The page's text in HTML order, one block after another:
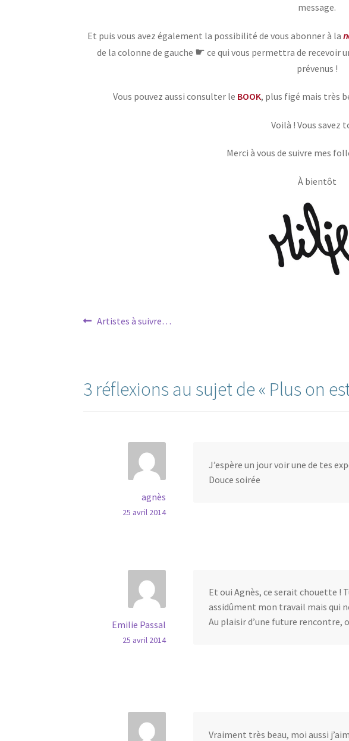
message.
Et puis vous avez également la possibilité de vous abonner à la
de la colonne de gauche ☛ ce qui vous permettra de recevoir
prévenus !
Vous pouvez aussi consulter le BOOK, plus figé mais très
Voilà ! Vous savez
Merci à vous de suivre mes
À bientôt
Navigation
Article
Artistes à suivre…
3 réflexions au sujet de « Plus on
agnès
25 avril 2014
J’espère un jour voir une de tes
Douce soirée
Emilie Passal
25 avril 2014
Et oui Agnès, ce serait chouette !
assidûment mon travail mais qui
Au plaisir d’une future rencontre,
Vraiment très beau, moi aussi